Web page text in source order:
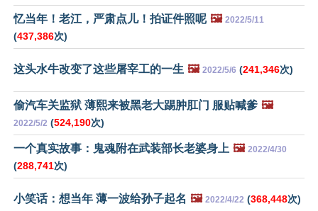
忆当年！老江，严肃点儿！拍证件照呢 🖼️ 2022/5/11
(437,386次)
这头水牛改变了这些屠宰工的一生 🖼️ 2022/5/6 (241,346次)
偷汽车关监狱 薄熙来被黑老大踢肿肛门 服贴喊爹 🖼️
2022/5/2 (524,190次)
一个真实故事：鬼魂附在武装部长老婆身上 🖼️ 2022/4/30
(288,741次)
小笑话：想当年 薄一波给孙子起名 🖼️ 2022/4/22 (368,448次)